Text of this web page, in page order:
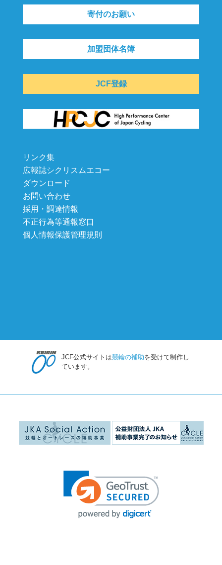
寄付のお願い
加盟団体名簿
JCF登録
リンク集
広報誌シクリスムエコー
ダウンロード
お問い合わせ
採用・調達情報
不正行為等通報窓口
個人情報保護管理規則
JCF公式サイトは競輪の補助を受けて制作し
ています。